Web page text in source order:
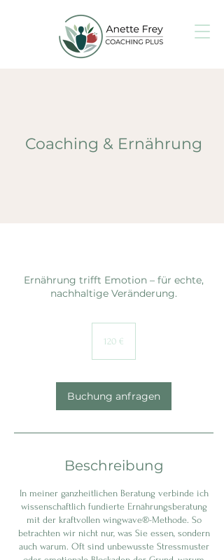
Coaching & Ernährung
Ernährung trifft Emotion – für echte,
nachhaltige Veränderung.
120 €
Buchung anfragen
Beschreibung
In meiner ganzheitlichen Beratung verbinde ich
wissenschaftlich fundierte Ernährungsberatung
mit der kraftvollen wingwave®-Methode. So
betrachten wir nicht nur, was Sie essen, sondern
auch warum. Oft sind unbewusste Stressmuster